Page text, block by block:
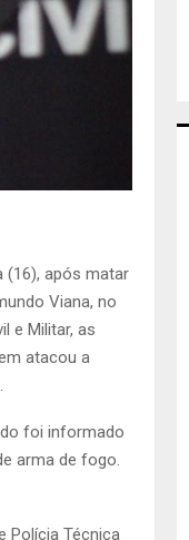
(16), após matar
Viana, no
e Militar, as
atacou a
foi informado
arma de fogo.
Polícia Técnica